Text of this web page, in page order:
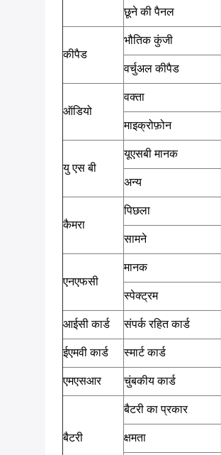
छूने की पैनल
कीपैड
भौतिक कुंजी
वर्चुअल कीपैड
ऑडियो
वक्ता
माइक्रोफ़ोन
यु एस बी
यूएसबी मानक
अन्य
कैमरा
पिछला
सामने
एनएफसी
मानक
स्पेक्ट्रम
आईसी कार्ड संपर्क रहित कार्ड
ईएमवी कार्ड स्मार्ट कार्ड
एमएसआर चुंबकीय कार्ड
बैटरी
बैटरी का प्रकार
क्षमता